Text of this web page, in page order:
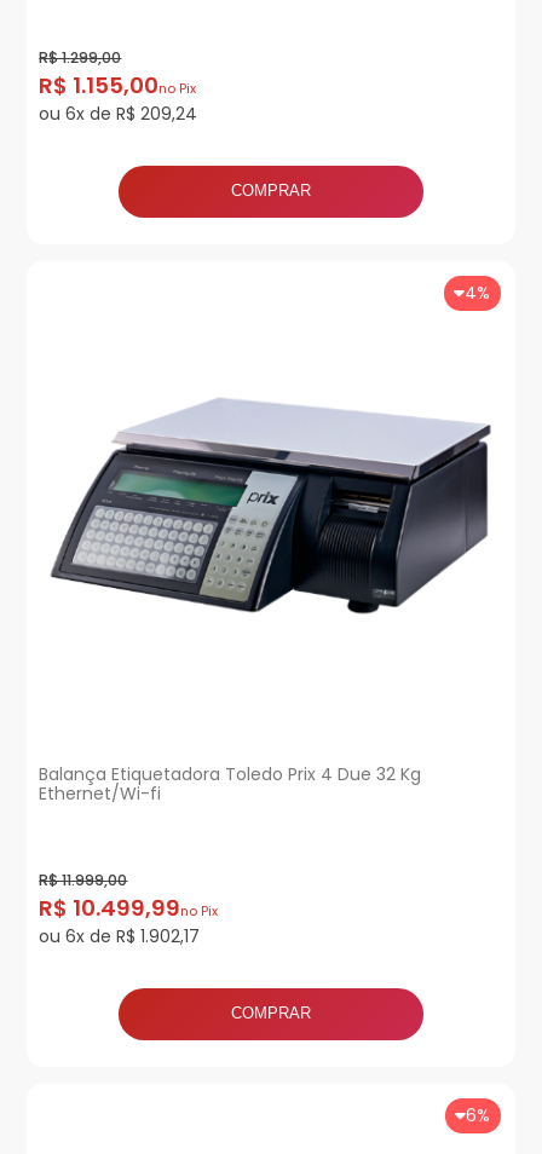
R$ 1.299,00
R$ 1.155,00no Pix
ou 6x de R$ 209,24
COMPRAR
Balança Etiquetadora Toledo Prix 4 Due 32 Kg
Ethernet/Wi-fi
4%
R$ 11.999,00
R$ 10.499,99no Pix
ou 6x de R$ 1.902,17
COMPRAR
6%